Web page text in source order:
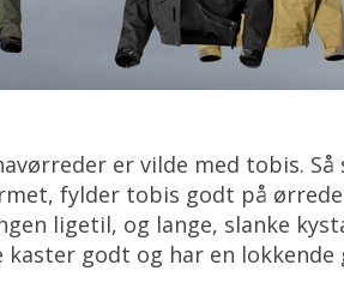
er vilde med tobis.
fylder tobis godt på
ligetil, og lange, slanke
kaster godt og har en lokkende